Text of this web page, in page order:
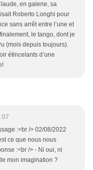
en galerie, sa
Roberto Longhi pour
sans arrêt entre l’une et
le tango, dont je
(mois depuis toujours).
étincelants d’une
:<br /> 02/08/2022
ce que nous nous
:<br /> - Ni oui, ni
mon imagination ?